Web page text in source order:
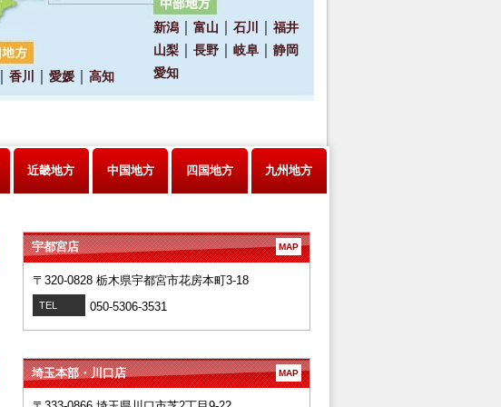
近畿地方 中国地方 四国地方 九州地方
宇都宮店 MAP
〒320-0828 栃木県宇都宮市花房本町3-18
TEL 050-5306-3531
埼玉本部・川口店 MAP